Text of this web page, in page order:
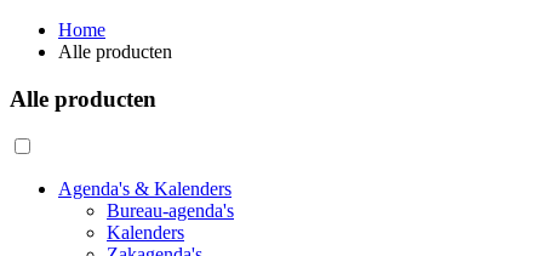
Home
Alle producten
Alle producten
Agenda's & Kalenders
Bureau-agenda's
Kalenders